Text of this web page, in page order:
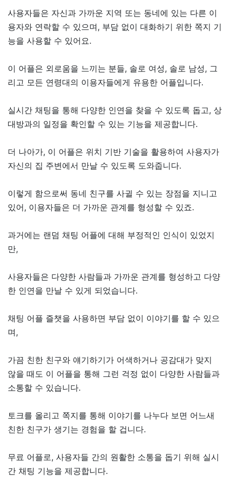
사용자들은 자신과 가까운 지역 또는 동네에 있는 다른 이
용자와 연락할 수 있으며, 부담 없이 대화하기 위한 쪽지 기
능을 사용할 수 있어요.
이 어플은 외로움을 느끼는 분들, 솔로 여성, 솔로 남성, 그
리고 모든 연령대의 이용자들에게 유용한 어플입니다.
실시간 채팅을 통해 다양한 인연을 찾을 수 있도록 돕고, 상
대방과의 일정을 확인할 수 있는 기능을 제공합니다.
더 나아가, 이 어플은 위치 기반 기술을 활용하여 사용자가
자신의 집 주변에서 만날 수 있도록 도와줍니다.
이렇게 함으로써 동네 친구를 사귈 수 있는 장점을 지니고
있어, 이용자들은 더 가까운 관계를 형성할 수 있죠.
과거에는 랜덤 채팅 어플에 대해 부정적인 인식이 있었지
만,
사용자들은 다양한 사람들과 가까운 관계를 형성하고 다양
한 인연을 만날 수 있게 되었습니다.
채팅 어플 즐챗을 사용하면 부담 없이 이야기를 할 수 있으
며,
가끔 친한 친구와 얘기하기가 어색하거나 공감대가 맞지
않을 때도 이 어플을 통해 그런 걱정 없이 다양한 사람들과
소통할 수 있습니다.
토크를 올리고 쪽지를 통해 이야기를 나누다 보면 어느새
친한 친구가 생기는 경험을 할 겁니다.
무료 어플로, 사용자들 간의 원활한 소통을 돕기 위해 실시
간 채팅 기능을 제공합니다.